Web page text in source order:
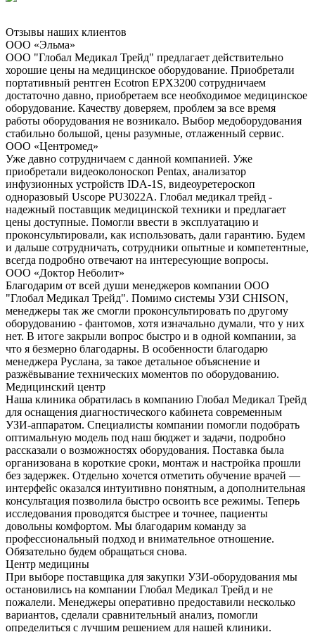
Отзывы наших клиентов
ООО «Эльма»
ООО "Глобал Медикал Трейд" предлагает действительно
хорошие цены на медицинское оборудование. Приобретали
портативный рентген Ecotron EPX3200 сотрудничаем
достаточно давно, приобретаем все необходимое медицинское
оборудование. Качеству доверяем, проблем за все время
работы оборудования не возникало. Выбор медоборудования
стабильно большой, цены разумные, отлаженный сервис.
ООО «Центромед»
Уже давно сотрудничаем с данной компанией. Уже
приобретали видеоколоноскоп Pentax, анализатор
инфузионных устройств IDA-1S, видеоуретероскоп
одноразовый Uscope PU3022A. Глобал медикал трейд -
надежный поставщик медицинской техники и предлагает
цены доступные. Помогли ввести в эксплуатацию и
проконсультировали, как использовать, дали гарантию. Будем
и дальше сотрудничать, сотрудники опытные и компетентные,
всегда подробно отвечают на интересующие вопросы.
ООО «Доктор Неболит»
Благодарим от всей души менеджеров компании ООО
"Глобал Медикал Трейд". Помимо системы УЗИ CHISON,
менеджеры так же смогли проконсультировать по другому
оборудованию - фантомов, хотя изначально думали, что у них
нет. В итоге закрыли вопрос быстро и в одной компании, за
что я безмерно благодарны. В особенности благодарю
менеджера Руслана, за такое детальное объяснение и
разжёвывание технических моментов по оборудованию.
Медицинский центр
Наша клиника обратилась в компанию Глобал Медикал Трейд
для оснащения диагностического кабинета современным
УЗИ-аппаратом. Специалисты компании помогли подобрать
оптимальную модель под наш бюджет и задачи, подробно
рассказали о возможностях оборудования. Поставка была
организована в короткие сроки, монтаж и настройка прошли
без задержек. Отдельно хочется отметить обучение врачей —
интерфейс оказался интуитивно понятным, а дополнительная
консультация позволила быстро освоить все режимы. Теперь
исследования проводятся быстрее и точнее, пациенты
довольны комфортом. Мы благодарим команду за
профессиональный подход и внимательное отношение.
Обязательно будем обращаться снова.
Центр медицины
При выборе поставщика для закупки УЗИ-оборудования мы
остановились на компании Глобал Медикал Трейд и не
пожалели. Менеджеры оперативно предоставили несколько
вариантов, сделали сравнительный анализ, помогли
определиться с лучшим решением для нашей клиники.